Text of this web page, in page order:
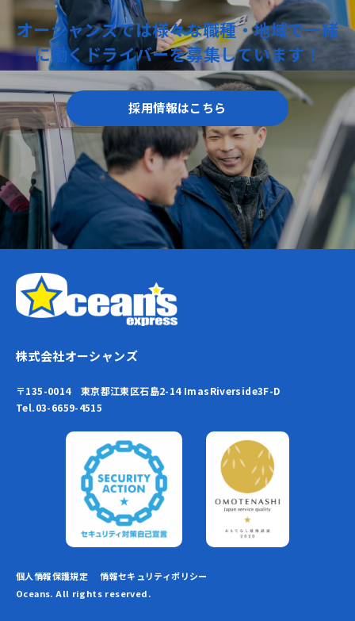
オーシャンズでは様々な職種・地域で一緒
に働く ドライバーを募集しています！
採用情報はこちら
株式会社オーシャンズ
〒135-0014 東京都江東区石島2-14 ImasRiverside3F-D
Tel.03-6659-4515
個人情報保護規定
情報セキュリティポリシー
Oceans. All rights reserved.